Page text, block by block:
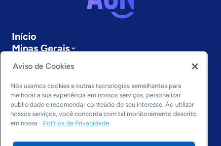
Início
Minas Gerais
Sobre a ASN
Últimas notícias
Entre em contato
Editorias
Economia & Política
Inovação & Tecnologia
Cultura empreendedora
Aviso de Cookies
Nós usamos cookies e outras tecnologias semelhantes para
melhorar a sua experiência em nossos serviços, personalizar
publicidade e recomendar conteúdo de seu interesse. Ao utilizar
nossos serviços, você concorda com tal monitoramento descrito
em nossa
Política de Privacidade